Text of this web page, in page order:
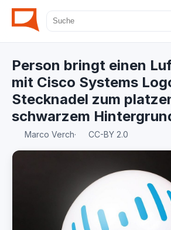
Person bringt einen
mit Cisco Systems
Stecknadel zum
schwarzem
Marco Verch· CC-BY 2.0